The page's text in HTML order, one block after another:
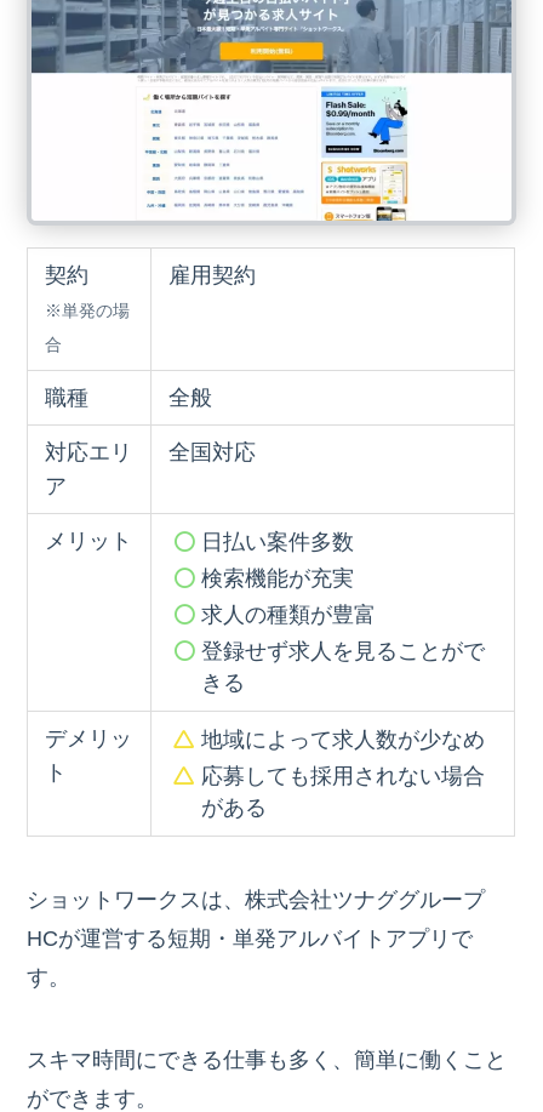
契約
※単発の場
合
雇用契約
職種 全般
対応エリ
ア
全国対応
メリット
日払い案件多数
検索機能が充実
求人の種類が豊富
登録せず求人を見ることがで
きる
デメリッ
ト
地域によって求人数が少なめ
応募しても採用されない場合
がある
ショットワークスは、株式会社ツナググループ
HCが運営する短期・単発アルバイトアプリで
す。
スキマ時間にできる仕事も多く、簡単に働くこと
ができます。